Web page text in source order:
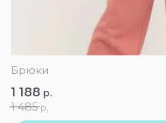
Брюки
1 485 р.
1 188 р.